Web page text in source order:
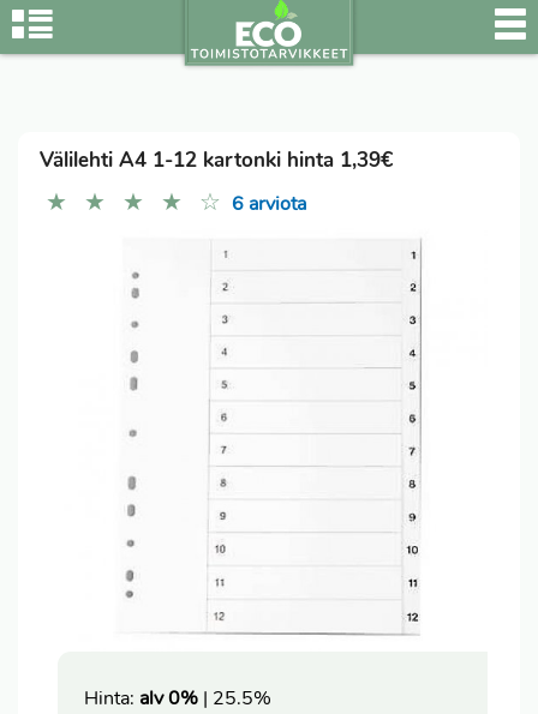
Välilehti A4 1-12 kartonki hinta 1,39€
★ ★ ★ ★ ☆ 6 arviota
Hinta: alv 0% | 25.5%